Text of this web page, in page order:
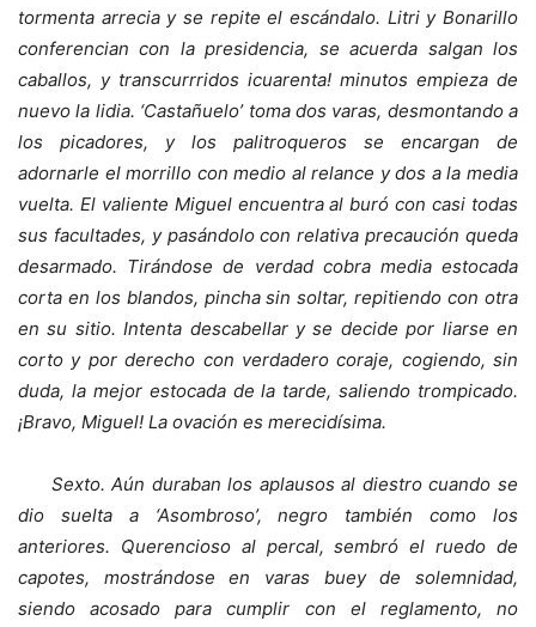
tormenta arrecia y se repite el escándalo. Litri y Bonarillo
conferencian con la presidencia, se acuerda salgan los
caballos, y transcurrridos icuarenta! minutos empieza de
nuevo la lidia. ‘Castañuelo’ toma dos varas, desmontando a
los picadores, y los palitroqueros se encargan de
adornarle el morrillo con medio al relance y dos a la media
vuelta. El valiente Miguel encuentra al buró con casi todas
sus facultades, y pasándolo con relativa precaución queda
desarmado. Tirándose de verdad cobra media estocada
corta en los blandos, pincha sin soltar, repitiendo con otra
en su sitio. Intenta descabellar y se decide por liarse en
corto y por derecho con verdadero coraje, cogiendo, sin
duda, la mejor estocada de la tarde, saliendo trompicado.
¡Bravo, Miguel! La ovación es merecidísima.
Sexto. Aún duraban los aplausos al diestro cuando se
dio suelta a ‘Asombroso’, negro también como los
anteriores. Querencioso al percal, sembró el ruedo de
capotes, mostrándose en varas buey de solemnidad,
siendo acosado para cumplir con el reglamento, no